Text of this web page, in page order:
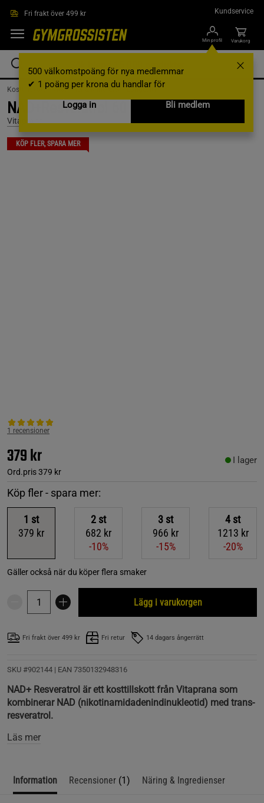
Fri frakt över 499 kr Kundservice
Min profil
500 välkomstpoäng för nya medlemmar
✔ 1 poäng per krona du handlar för
Logga in
Bli medlem
Varukorg
Kosttillskott /Vitaminer & Mineraler /Longevity
NAD+Resveratrol 60 kapslar
Vitaprana
KÖP FLER, SPARA MER
1 recensioner
379 kr
Ord.pris379 kr
I lager
Köp fler - spara mer:
1 st
379 kr
2 st
682 kr
-10%
3 st
966 kr
-15%
4 st
1213 kr
-20%
Gäller också när du köper flera smaker
Lägg i varukorgen
Fri frakt över 499 kr Fri retur 14 dagars ångerrätt
SKU #902144 | EAN 7350132948316
NAD+ Resveratrol är ett kosttillskott från Vitaprana som
kombinerar NAD (nikotinamidadenindinukleotid) med trans-
resveratrol.
Läs mer
Information Recensioner (1) Näring & Ingredienser